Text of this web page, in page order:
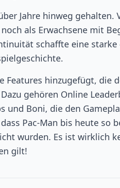
Jahre hinweg gehalten.
als Erwachsene mit
schaffte eine
Features hinzugefügt, die
gehören Online
und Boni, die den
Pac-Man bis heute so
wurden. Es ist wirklich
gilt!